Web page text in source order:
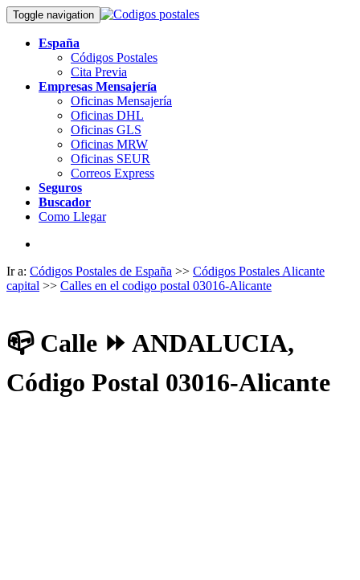
Toggle navigation
España
Códigos Postales
Cita Previa
Empresas Mensajería
Oficinas Mensajería
Oficinas DHL
Oficinas GLS
Oficinas MRW
Oficinas SEUR
Correos Express
Seguros
Buscador
Como Llegar
Ir a: Códigos Postales de España >> Códigos Postales Alicante
capital >> Calles en el codigo postal 03016-Alicante
📪 Calle ⏩ ANDALUCIA,
Código Postal 03016-Alicante